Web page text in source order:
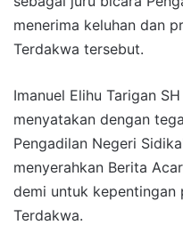
menerima keluhan dan
Terdakwa tersebut.
Imanuel Elihu Tarigan
menyatakan dengan
Pengadilan Negeri
menyerahkan Berita
demi untuk kepentingan
Terdakwa.